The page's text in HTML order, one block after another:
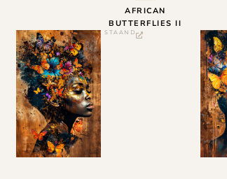
AFRICAN
BUTTERFLIES II
STAAND